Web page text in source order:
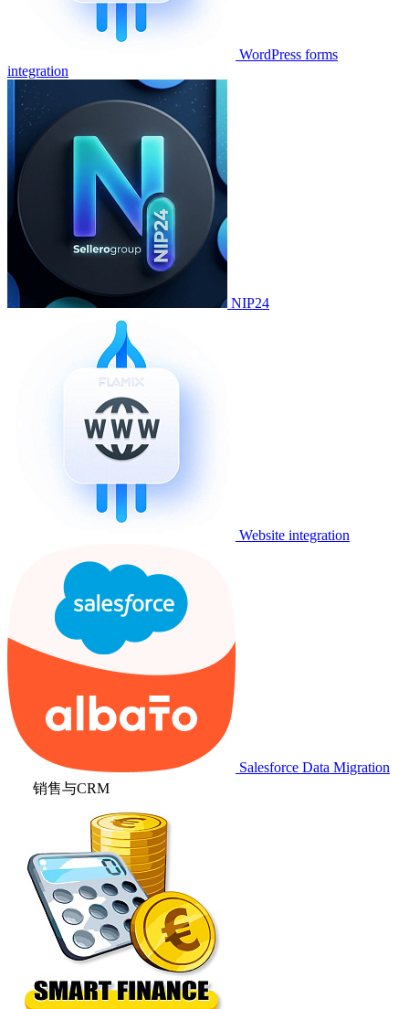
WordPress forms
integration
NIP24
Website integration
Salesforce Data Migration
销售与CRM